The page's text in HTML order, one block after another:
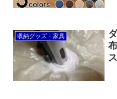
収納グッズ・家具